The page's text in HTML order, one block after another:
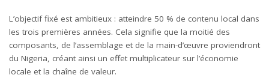
L’objectif fixé est ambitieux : atteindre 50 % de contenu local dans
les trois premières années. Cela signifie que la moitié des
composants, de l’assemblage et de la main-d’œuvre proviendront
du Nigeria, créant ainsi un effet multiplicateur sur l’économie
locale et la chaîne de valeur.